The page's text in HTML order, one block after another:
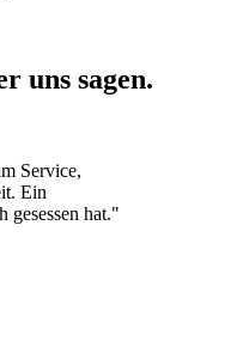
uns sagen.
Service,
Ein
gesessen hat."